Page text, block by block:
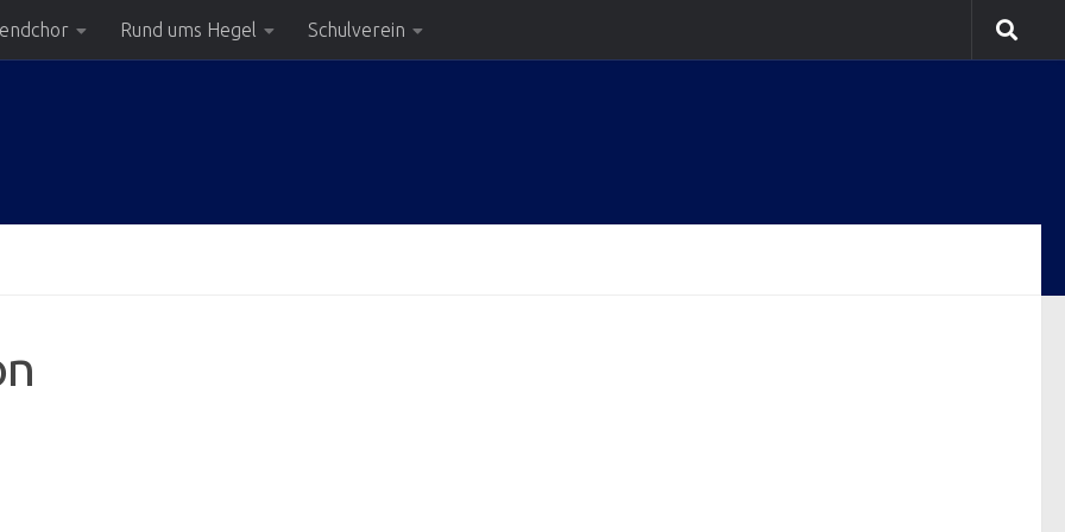
Rund ums Hegel Schulverein